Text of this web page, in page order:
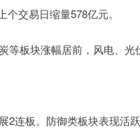
交易日缩量578亿元。
板块涨幅居前，风电、光
2连板。防御类板块表现活